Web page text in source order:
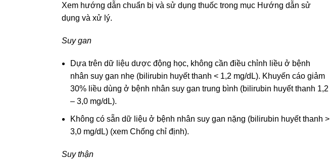
Xem hướng dẫn chuẩn bị và sử dụng thuốc trong mục Hướng dẫn sử
dụng và xử lý.
Suy gan
Dựa trên dữ liệu dược động học, không cần điều chỉnh liều ở bệnh
nhân suy gan nhẹ (bilirubin huyết thanh < 1,2 mg/dL). Khuyến cáo giảm
30% liều dùng ở bệnh nhân suy gan trung bình (bilirubin huyết thanh 1,2
– 3,0 mg/dL).
Không có sẵn dữ liệu ở bệnh nhân suy gan nặng (bilirubin huyết thanh >
3,0 mg/dL) (xem Chống chỉ định).
Suy thận